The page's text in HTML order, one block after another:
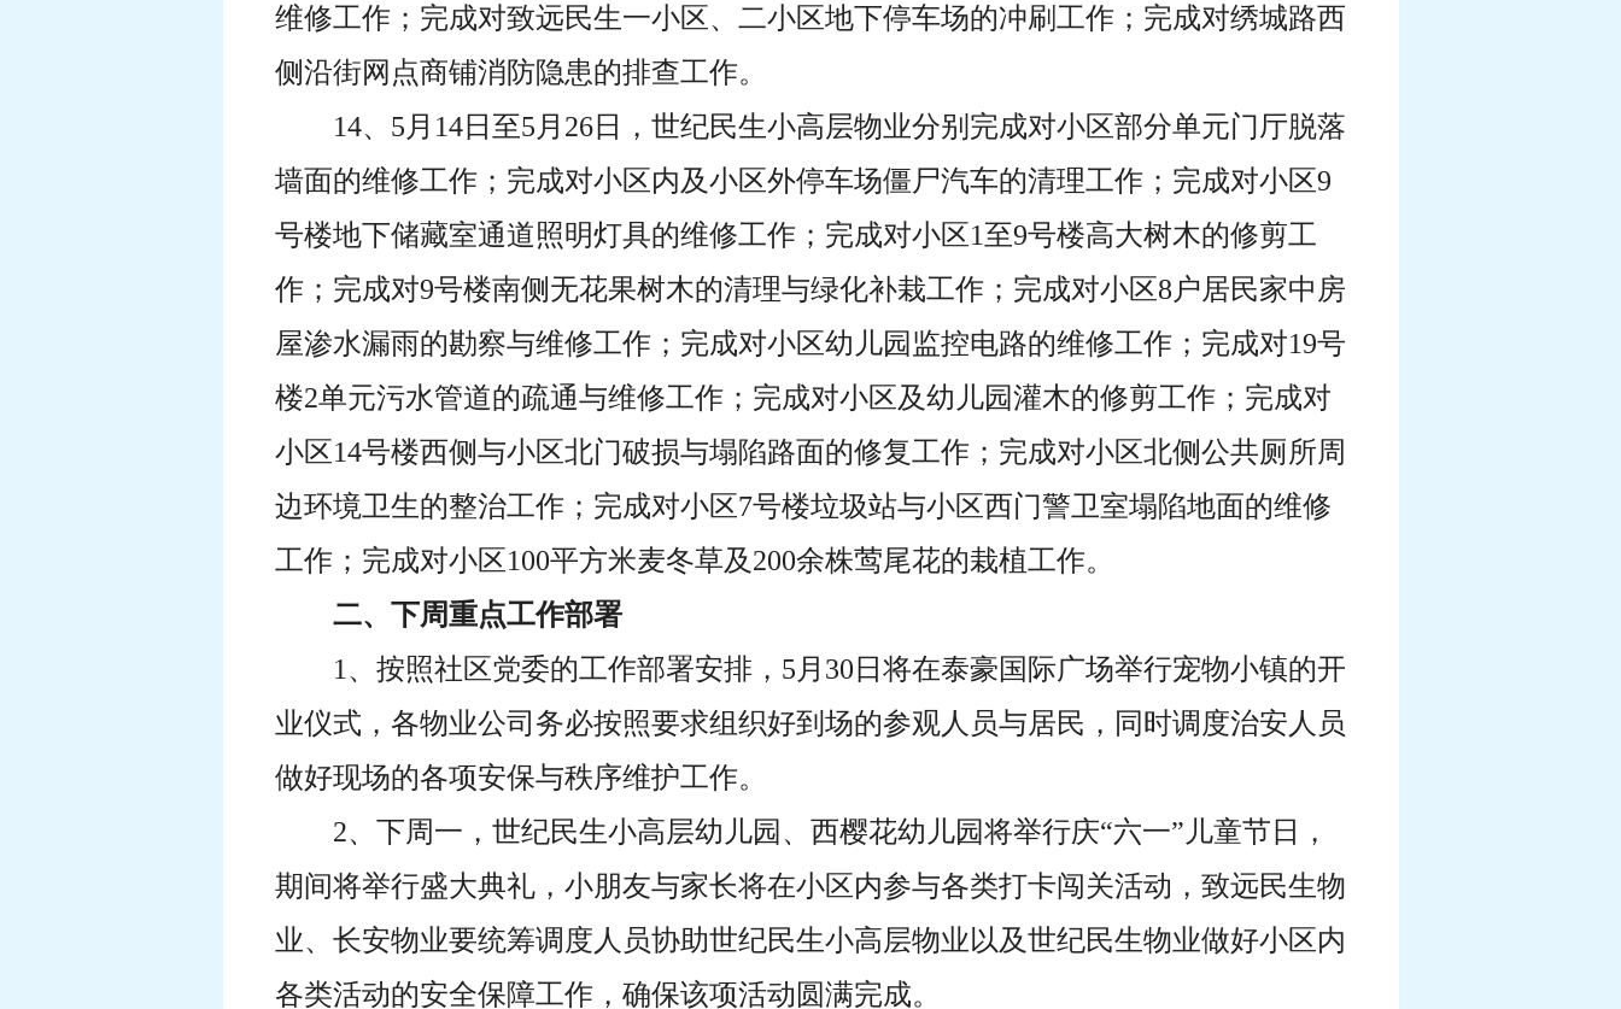
维修工作；完成对致远民生一小区、二小区地下停车场的冲刷工作；完成对绣城路西
侧沿街网点商铺消防隐患的排查工作。
14、5月14日至5月26日，世纪民生小高层物业分别完成对小区部分单元门厅脱落
墙面的维修工作；完成对小区内及小区外停车场僵尸汽车的清理工作；完成对小区9
号楼地下储藏室通道照明灯具的维修工作；完成对小区1至9号楼高大树木的修剪工
作；完成对9号楼南侧无花果树木的清理与绿化补栽工作；完成对小区8户居民家中房
屋渗水漏雨的勘察与维修工作；完成对小区幼儿园监控电路的维修工作；完成对19号
楼2单元污水管道的疏通与维修工作；完成对小区及幼儿园灌木的修剪工作；完成对
小区14号楼西侧与小区北门破损与塌陷路面的修复工作；完成对小区北侧公共厕所周
边环境卫生的整治工作；完成对小区7号楼垃圾站与小区西门警卫室塌陷地面的维修
工作；完成对小区100平方米麦冬草及200余株莺尾花的栽植工作。
二、下周重点工作部署
1、按照社区党委的工作部署安排，5月30日将在泰豪国际广场举行宠物小镇的开
业仪式，各物业公司务必按照要求组织好到场的参观人员与居民，同时调度治安人员
做好现场的各项安保与秩序维护工作。
2、下周一，世纪民生小高层幼儿园、西樱花幼儿园将举行庆“六一”儿童节日，
期间将举行盛大典礼，小朋友与家长将在小区内参与各类打卡闯关活动，致远民生物
业、长安物业要统筹调度人员协助世纪民生小高层物业以及世纪民生物业做好小区内
各类活动的安全保障工作，确保该项活动圆满完成。